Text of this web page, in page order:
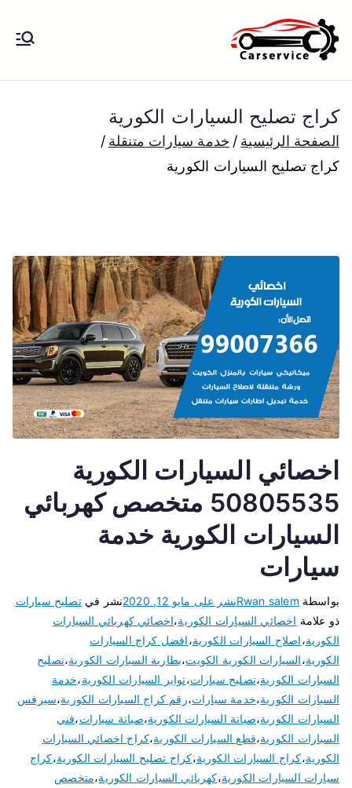
إلى
المحتوى
الكويت
بنشر متنقل الكويت كهرباء وبنشر تبديل
بارخص الاسعار
كراج تصليح السيارات الكورية
الصفحة الرئيسية
خدمة سيارات متنقلة
كراج تصليح السيارات الكورية
اخصائي السيارات الكورية
50805535 متخصص كهربائي
السيارات الكورية خدمة
سيارات
بواسطة Rwan salemنشر على مايو 12, 2020 نشر فيتصليح سيارات
ذو علامة اخصائي السيارات الكورية،اخصائي كهربائي السيارات
الكورية،اصلاح السيارات الكورية،افضل كراج السيارات
الكورية،السيارات الكورية الكويت،بطارية السيارات الكورية،تصليح
السيارات الكورية،تصليح سيارات،تواير السيارات الكورية،خدمة
السيارات الكورية،خدمة سيارات،رقم كراج السيارات الكورية،سيرفس
السيارات الكورية،صيانة السيارات الكورية،صيانة سيارات،فني
السيارات الكورية،قطع السيارات الكورية،كراج اخصائي السيارات
الكورية،كراج السيارات الكورية،كراج تصليح السيارات الكورية،كراج
سيارات السيارات الكورية،كهربائي السيارات الكورية،متخصص